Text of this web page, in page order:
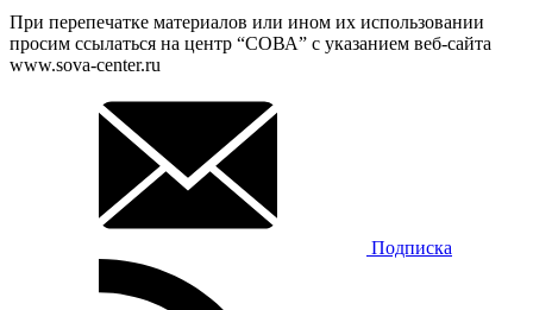
При перепечатке материалов или ином их использовании
просим ссылаться на центр “СОВА” с указанием веб-сайта
www.sova-center.ru
Подписка